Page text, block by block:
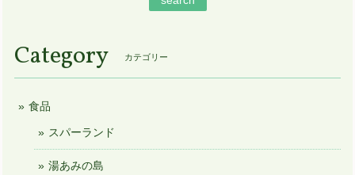
Category カテゴリー
食品
スパーランド
湯あみの島